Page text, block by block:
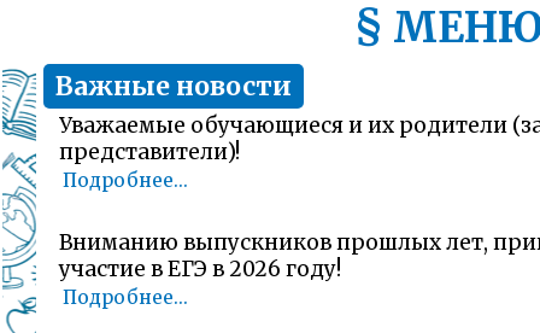
§
Важные новости
Уважаемые обучающиеся и их родители
представители)!
Подробнее...
Вниманию выпускников прошлых лет,
участие в ЕГЭ в 2026 году!
Подробнее...